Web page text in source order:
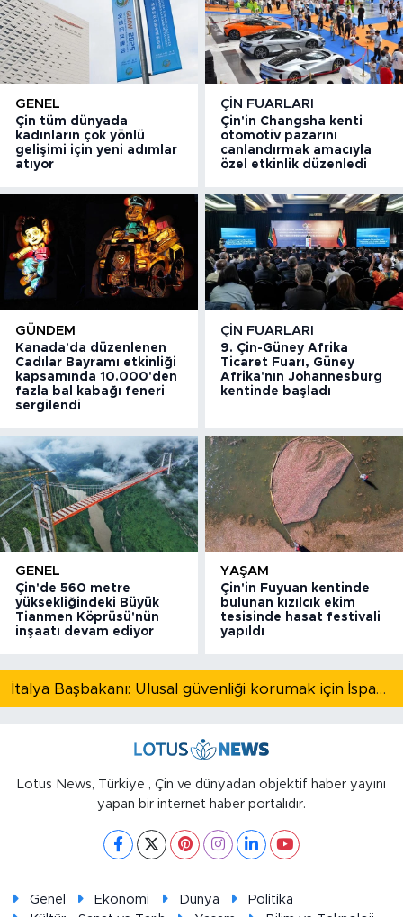
GENEL
Çin tüm dünyada
kadınların çok yönlü
gelişimi için yeni adımlar
atıyor
ÇIN FUARLARI
Çin'in Changsha kenti
otomotiv pazarını
canlandırmak amacıyla
özel etkinlik düzenledi
GÜNDEM
Kanada'da düzenlenen
Cadılar Bayramı etkinliği
kapsamında 10.000'den
fazla bal kabağı feneri
sergilendi
ÇIN FUARLARI
9. Çin-Güney Afrika
Ticaret Fuarı, Güney
Afrika'nın Johannesburg
kentinde başladı
GENEL
Çin'de 560 metre
yüksekliğindeki Büyük
Tianmen Köprüsü'nün
inşaatı devam ediyor
YAŞAM
Çin'in Fuyuan kentinde
bulunan kızılcık ekim
tesisinde hasat festivali
yapıldı
İtalya Başbakanı: Ulusal güvenliği korumak için İspanya ile Schengen kapsamındaki serbest dolaşımı askıya alıyoruz
Lotus News, Türkiye , Çin ve dünyadan objektif haber yayını
yapan bir internet haber portalıdır.
Genel Ekonomi Dünya
Politika